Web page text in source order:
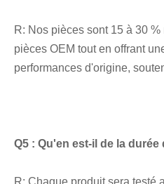
R: Nos pièces sont 15 à 30
pièces OEM tout en offrant
performances d'origine,
Q5 : Qu'en est-il de la durée
R: Chaque produit sera testé